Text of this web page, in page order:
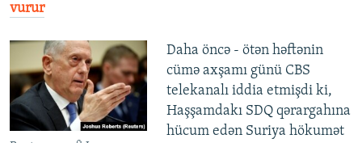
vurur
Daha öncə - ötən həftənin
cümə axşamı günü CBS
telekanalı iddia etmişdi ki,
Haşşamdakı SDQ qərargahına
hücum edən Suriya hökumət